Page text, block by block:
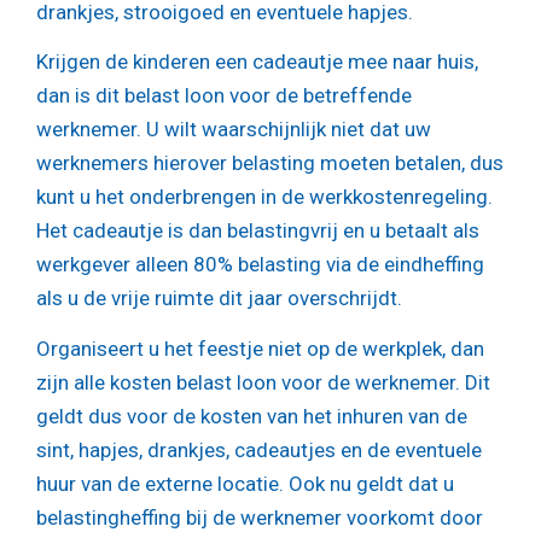
drankjes, strooigoed en eventuele hapjes.
Krijgen de kinderen een cadeautje mee naar huis,
dan is dit belast loon voor de betreffende
werknemer. U wilt waarschijnlijk niet dat uw
werknemers hierover belasting moeten betalen, dus
kunt u het onderbrengen in de werkkostenregeling.
Het cadeautje is dan belastingvrij en u betaalt als
werkgever alleen 80% belasting via de eindheffing
als u de vrije ruimte dit jaar overschrijdt.
Organiseert u het feestje niet op de werkplek, dan
zijn alle kosten belast loon voor de werknemer. Dit
geldt dus voor de kosten van het inhuren van de
sint, hapjes, drankjes, cadeautjes en de eventuele
huur van de externe locatie. Ook nu geldt dat u
belastingheffing bij de werknemer voorkomt door